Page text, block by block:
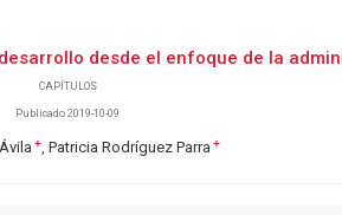
desde el enfoque de la
CAPÍTULOS
Publicado 2019-10-09
+ Patricia Rodríguez Parra +